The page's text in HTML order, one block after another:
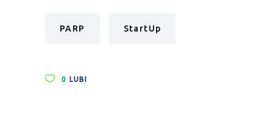
PARP StartUp
0 LUBI